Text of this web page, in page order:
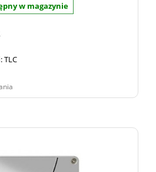
w magazynie
: TLC